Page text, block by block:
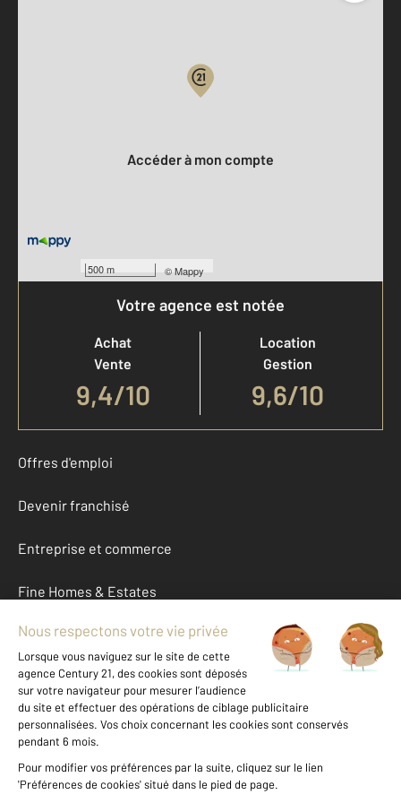
500 m ©Mappy
Accéder à mon compte
Votre agence est notée
Achat
Vente
9,4/10
Location
Gestion
9,6/10
Offres d'emploi
Devenir franchisé
Entreprise et commerce
Fine Homes & Estates
À propos
International
Nous contacter